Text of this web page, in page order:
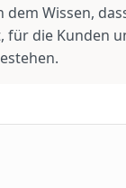
dem Wissen,
für die Kunden